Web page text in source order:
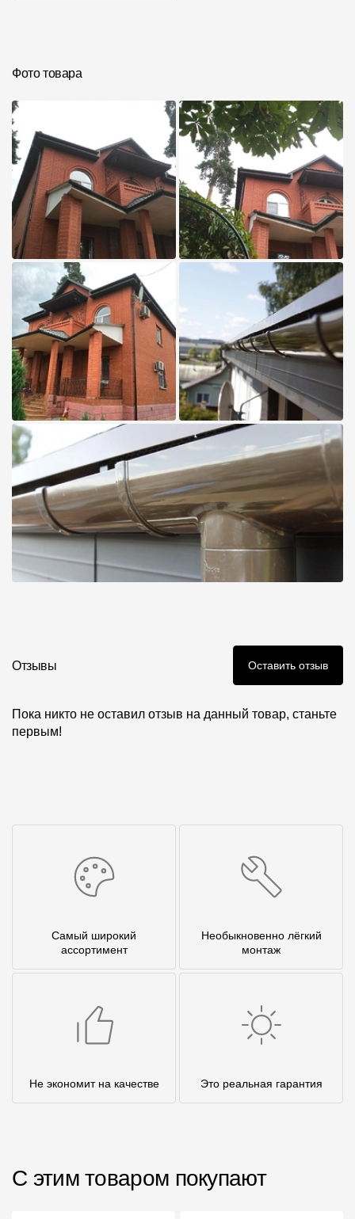
Фото товара
Отзывы Оставить отзыв
Пока никто не оставил отзыв на данный товар, станьте
первым!
Самый широкий
ассортимент
Необыкновенно лёгкий
монтаж
Не экономит на качестве Это реальная гарантия
С этим товаром покупают